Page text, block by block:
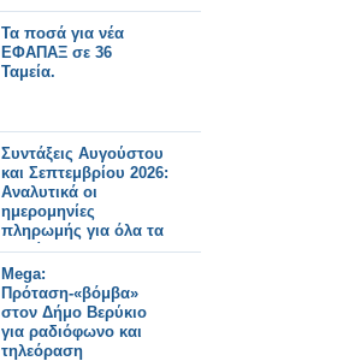
Τα ποσά για νέα
ΕΦΑΠΑΞ σε 36
Ταμεία.
Συντάξεις Αυγούστου
και Σεπτεμβρίου 2026:
Αναλυτικά οι
ημερομηνίες
πληρωμής για όλα τα
Ταμεία.
Mega:
Πρόταση-«βόμβα»
στον Δήμο Βερύκιο
για ραδιόφωνο και
τηλεόραση